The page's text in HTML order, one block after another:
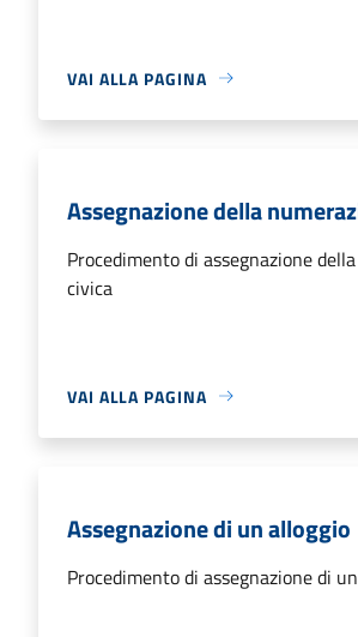
VAI ALLA PAGINA
Assegnazione della
Procedimento di assegnazione
civica
VAI ALLA PAGINA
Assegnazione di un alloggio
Procedimento di assegnazione di